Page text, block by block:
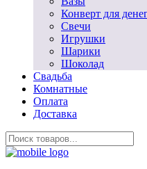
Конверт для
Свечи
Игрушки
Шарики
Шоколад
Свадьба
Комнатные
Оплата
Доставка